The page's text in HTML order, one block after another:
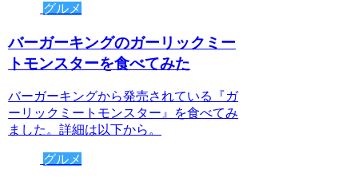
グルメ
バーガーキングのガーリックミー
トモンスターを食べてみた
バーガーキングから発売されている『ガ
ーリックミートモンスター』を食べてみ
ました。詳細は以下から。
グルメ